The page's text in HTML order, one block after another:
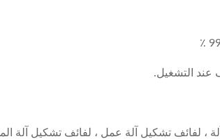
عند التشغيل.
، لفائف تشكيل آلة عمل ، لفائف تشكيل آلة